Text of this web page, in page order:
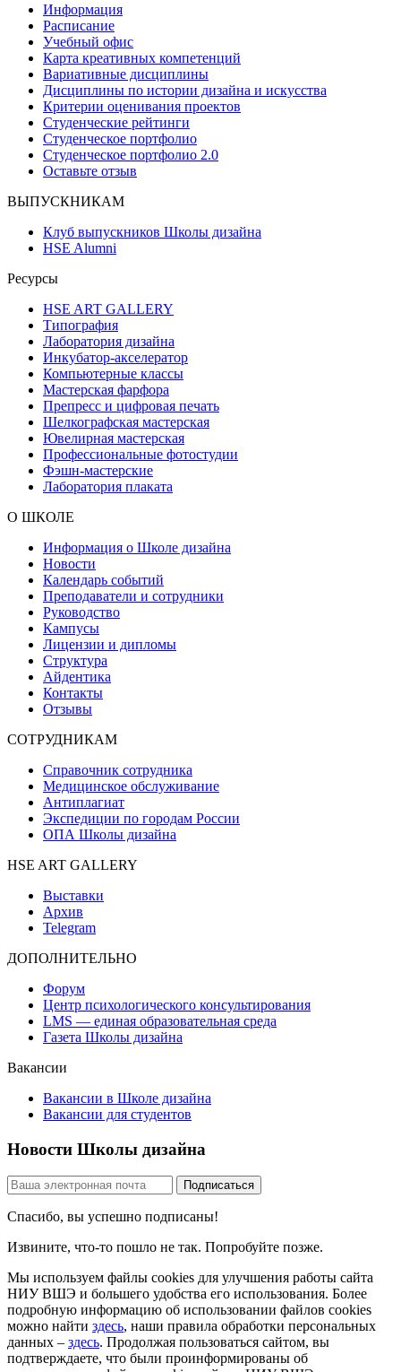
Информация
Расписание
Учебный офис
Карта креативных компетенций
Вариативные дисциплины
Дисциплины по истории дизайна и искусства
Критерии оценивания проектов
Студенческие рейтинги
Студенческое портфолио
Студенческое портфолио 2.0
Оставьте отзыв
ВЫПУСКНИКАМ
Клуб выпускников Школы дизайна
HSE Alumni
Ресурсы
HSE ART GALLERY
Типография
Лаборатория дизайна
Инкубатор-акселератор
Компьютерные классы
Мастерская фарфора
Препресс и цифровая печать
Шелкографская мастерская
Ювелирная мастерская
Профессиональные фотостудии
Фэшн-мастерские
Лаборатория плаката
О ШКОЛЕ
Информация о Школе дизайна
Новости
Календарь событий
Преподаватели и сотрудники
Руководство
Кампусы
Лицензии и дипломы
Структура
Айдентика
Контакты
Отзывы
СОТРУДНИКАМ
Справочник сотрудника
Медицинское обслуживание
Антиплагиат
Экспедиции по городам России
ОПА Школы дизайна
HSE ART GALLERY
Выставки
Архив
Telegram
ДОПОЛНИТЕЛЬНО
Форум
Центр психологического консультирования
LMS — единая образовательная среда
Газета Школы дизайна
Вакансии
Вакансии в Школе дизайна
Вакансии для студентов
Новости Школы дизайна
Спасибо, вы успешно подписаны!
Извините, что-то пошло не так. Попробуйте позже.
Мы используем файлы cookies для улучшения работы сайта
НИУ ВШЭ и большего удобства его использования. Более
подробную информацию об использовании файлов cookies
можно найти здесь, наши правила обработки персональных
данных – здесь. Продолжая пользоваться сайтом, вы
подтверждаете, что были проинформированы об